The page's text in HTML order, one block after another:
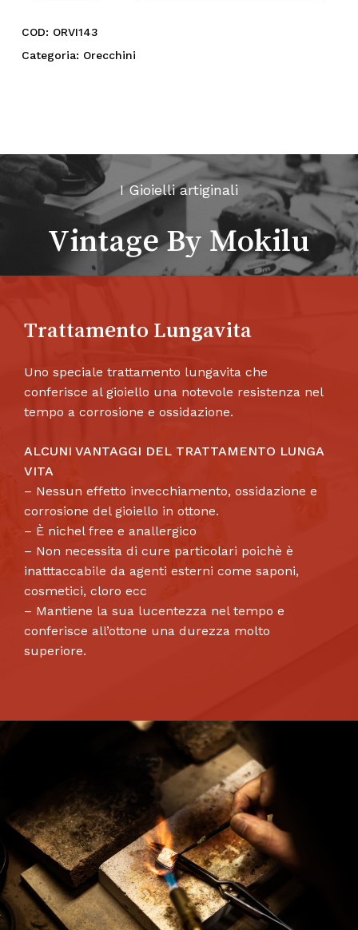
COD: ORVI143
Categoria: Orecchini
I Gioielli artiginali
Vintage By Mokilu
Trattamento Lungavita
Uno speciale trattamento lungavita che
conferisce al gioiello una notevole resistenza nel
tempo a corrosione e ossidazione.
ALCUNI VANTAGGI DEL TRATTAMENTO LUNGA
VITA
– Nessun effetto invecchiamento, ossidazione e
corrosione del gioiello in ottone.
– È nichel free e anallergico
– Non necessita di cure particolari poichè è
inatttaccabile da agenti esterni come saponi,
cosmetici, cloro ecc
– Mantiene la sua lucentezza nel tempo e
conferisce all’ottone una durezza molto
superiore.